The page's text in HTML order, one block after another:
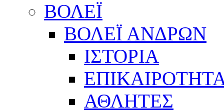
ΒΟΛΕΪ
ΒΟΛΕΪ ΑΝΔΡΩΝ
ΙΣΤΟΡΙΑ
ΑΘΛΗΤΕΣ